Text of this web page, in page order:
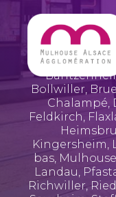
Mulhouse
regroupe
Bollwiller,
Chalampé,
Feldkirch,
Kingersheim,
bas, Mulhouse
Landau,
Richwiller,